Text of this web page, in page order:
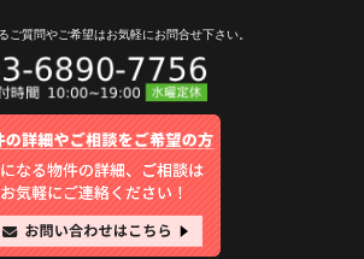
ご質問やご希望はお気軽にお問合せ下さい。